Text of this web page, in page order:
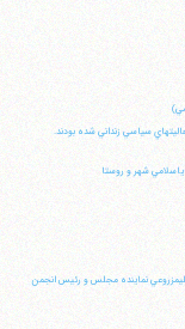
عليمزروعي نماينده مجلس و رئيس انجمن